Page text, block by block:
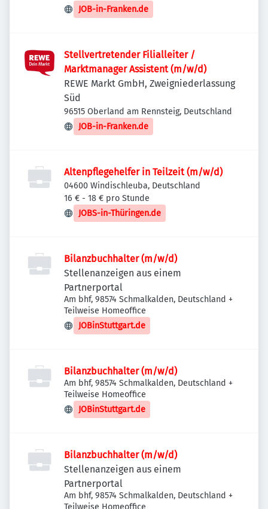
JOB-in-Franken.de
Stellvertretender Filialleiter /
Marktmanager Assistent (m/w/d)
REWE Markt GmbH, Zweigniederlassung
Süd
96515 Oberland am Rennsteig, Deutschland
JOB-in-Franken.de
Altenpflegehelfer in Teilzeit (m/w/d)
04600 Windischleuba, Deutschland
16 € - 18 € pro Stunde
JOBS-in-Thüringen.de
Bilanzbuchhalter (m/w/d)
Stellenanzeigen aus einem
Partnerportal
Am bhf, 98574 Schmalkalden, Deutschland +
Teilweise Homeoffice
JOBinStuttgart.de
Bilanzbuchhalter (m/w/d)
Am bhf, 98574 Schmalkalden, Deutschland +
Teilweise Homeoffice
JOBinStuttgart.de
Bilanzbuchhalter (m/w/d)
Stellenanzeigen aus einem
Partnerportal
Am bhf, 98574 Schmalkalden, Deutschland +
Teilweise Homeoffice